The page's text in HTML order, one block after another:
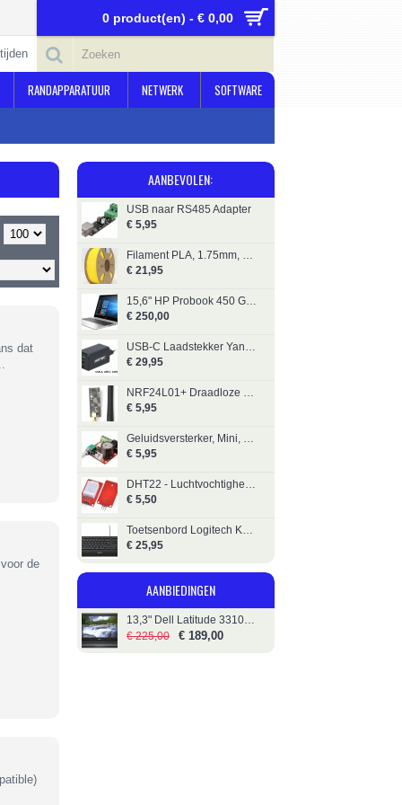
0 product(en) - € 0,00
RANDAPPARATUUR NETWERK SOFTWARE
AANBEVOLEN:
USB naar RS485 Adapter
€ 5,95
Filament PLA, 1.75mm, 1kg, Geel, Gembird
€ 21,95
15,6" HP Probook 450 G6 - i5 - 8GB - SSD 256GB
€ 250,00
USB-C Laadstekker Yanec YSA008 100W
€ 29,95
NRF24L01+ Draadloze Module Long Range Incl. Antenne
€ 5,95
Geluidsversterker, Mini, 2x10W, Klasse D - PAM8610
€ 5,95
DHT22 - Luchtvochtigheid / Temperatuursensor op print
€ 5,50
Toetsenbord Logitech K280e Bedraad
€ 25,95
AANBIEDINGEN
13,3" Dell Latitude 3310 - i5 - 256GB SSD
€ 225,00
€ 189,00
dat
de